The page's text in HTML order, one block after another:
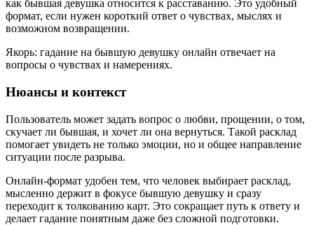
как бывшая девушка относится к расставанию. Это удобный
формат, если нужен короткий ответ о чувствах, мыслях и
возможном возвращении.
Якорь: гадание на бывшую девушку онлайн отвечает на
вопросы о чувствах и намерениях.
Нюансы и контекст
Пользователь может задать вопрос о любви, прощении, о том,
скучает ли бывшая, и хочет ли она вернуться. Такой расклад
помогает увидеть не только эмоции, но и общее направление
ситуации после разрыва.
Онлайн-формат удобен тем, что человек выбирает расклад,
мысленно держит в фокусе бывшую девушку и сразу
переходит к толкованию карт. Это сокращает путь к ответу и
делает гадание понятным даже без сложной подготовки.